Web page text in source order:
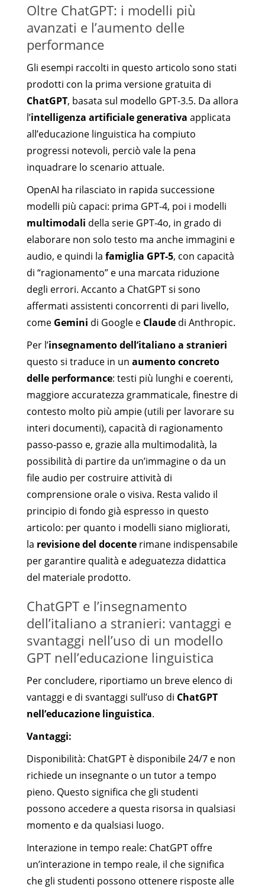
Oltre ChatGPT: i modelli più
avanzati e l’aumento delle
performance
Gli esempi raccolti in questo articolo sono stati
prodotti con la prima versione gratuita di
ChatGPT, basata sul modello GPT-3.5. Da allora
l’intelligenza artificiale generativa applicata
all’educazione linguistica ha compiuto
progressi notevoli, perciò vale la pena
inquadrare lo scenario attuale.
OpenAI ha rilasciato in rapida successione
modelli più capaci: prima GPT-4, poi i modelli
multimodali della serie GPT-4o, in grado di
elaborare non solo testo ma anche immagini e
audio, e quindi la famiglia GPT-5, con capacità
di “ragionamento” e una marcata riduzione
degli errori. Accanto a ChatGPT si sono
affermati assistenti concorrenti di pari livello,
come Gemini di Google e Claude di Anthropic.
Per l’insegnamento dell’italiano a stranieri
questo si traduce in un aumento concreto
delle performance: testi più lunghi e coerenti,
maggiore accuratezza grammaticale, finestre di
contesto molto più ampie (utili per lavorare su
interi documenti), capacità di ragionamento
passo-passo e, grazie alla multimodalità, la
possibilità di partire da un’immagine o da un
file audio per costruire attività di
comprensione orale o visiva. Resta valido il
principio di fondo già espresso in questo
articolo: per quanto i modelli siano migliorati,
la revisione del docente rimane indispensabile
per garantire qualità e adeguatezza didattica
del materiale prodotto.
ChatGPT e l’insegnamento
dell’italiano a stranieri: vantaggi e
svantaggi nell’uso di un modello
GPT nell’educazione linguistica
Per concludere, riportiamo un breve elenco di
vantaggi e di svantaggi sull’uso di ChatGPT
nell’educazione linguistica.
Vantaggi:
Disponibilità: ChatGPT è disponibile 24/7 e non
richiede un insegnante o un tutor a tempo
pieno. Questo significa che gli studenti
possono accedere a questa risorsa in qualsiasi
momento e da qualsiasi luogo.
Interazione in tempo reale: ChatGPT offre
un’interazione in tempo reale, il che significa
che gli studenti possono ottenere risposte alle